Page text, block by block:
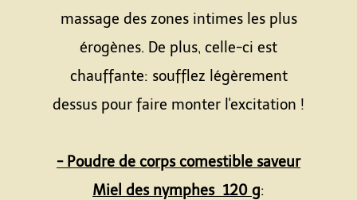
massage des zones intimes les plus
érogènes. De plus, celle-ci est
chauffante: soufflez légèrement
dessus pour faire monter l'excitation !
- Poudre de corps comestible saveur
Miel des nymphes 120 g: